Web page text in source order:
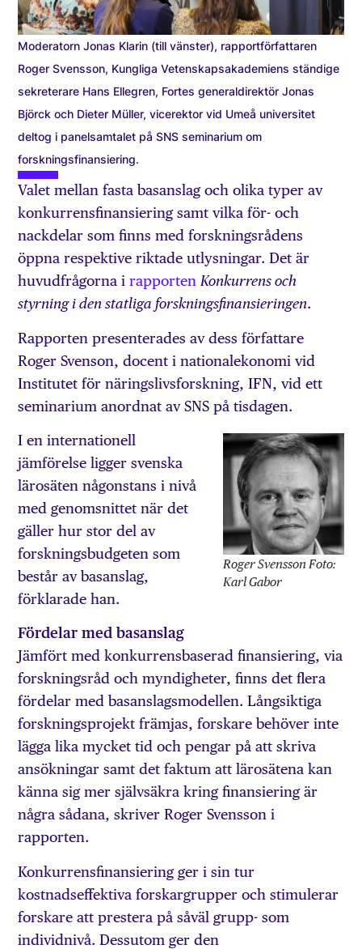
Moderatorn Jonas Klarin (till vänster), rapportförfattaren
Roger Svensson, Kungliga Vetenskapsakademiens ständige
sekreterare Hans Ellegren, Fortes generaldirektör Jonas
Björck och Dieter Müller, vicerektor vid Umeå universitet
deltog i panelsamtalet på SNS seminarium om
forskningsfinansiering.
Valet mellan fasta basanslag och olika typer av
konkurrensfinansiering samt vilka för- och
nackdelar som finns med forskningsrådens
öppna respektive riktade utlysningar. Det är
huvudfrågorna irapporten Konkurrens och
styrning i den statliga forskningsfinansieringen.
Rapporten presenterades av dess författare
Roger Svenson, docent i nationalekonomi vid
Institutet för näringslivsforskning, IFN, vid ett
seminarium anordnat av SNS på tisdagen.
Roger Svensson Foto:
Karl Gabor
I en internationell
jämförelse ligger svenska
lärosäten någonstans i nivå
med genomsnittet när det
gäller hur stor del av
forskningsbudgeten som
består av basanslag,
förklarade han.
Fördelar med basanslag
Jämfört med konkurrensbaserad finansiering, via
forskningsråd och myndigheter, finns det flera
fördelar med basanslagsmodellen. Långsiktiga
forskningsprojekt främjas, forskare behöver inte
lägga lika mycket tid och pengar på att skriva
ansökningar samt det faktum att lärosätena kan
känna sig mer självsäkra kring finansiering är
några sådana, skriver Roger Svensson i
rapporten.
Konkurrensfinansiering ger i sin tur
kostnadseffektiva forskargrupper och stimulerar
forskare att prestera på såväl grupp- som
individnivå. Dessutom ger den